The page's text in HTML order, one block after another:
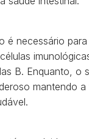
é necessário
B. Enquanto, o
mantendo